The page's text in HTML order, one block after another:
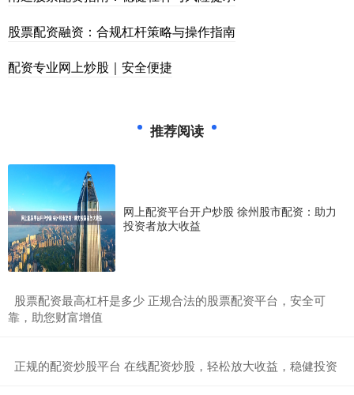
股票配资融资：合规杠杆策略与操作指南
配资专业网上炒股｜安全便捷
推荐阅读
网上配资平台开户炒股 徐州股市配资：助力
投资者放大收益
​股票配资最高杠杆是多少 正规合法的股票配资平台，安全可
靠，助您财富增值
​正规的配资炒股平台 在线配资炒股，轻松放大收益，稳健投资